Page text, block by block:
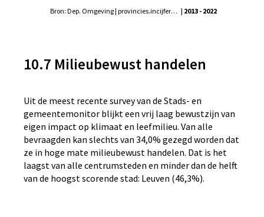
Bron: Dep. Omgeving | provincies.incijfers.be | 2013 - 2022
10.7 Milieubewust handelen
Uit de meest recente survey van de Stads- en
gemeentemonitor blijkt een vrij laag bewustzijn van
eigen impact op klimaat en leefmilieu. Van alle
bevraagden kan slechts van 34,0% gezegd worden dat
ze in hoge mate milieubewust handelen. Dat is het
laagst van alle centrumsteden en minder dan de helft
van de hoogst scorende stad: Leuven (46,3%).